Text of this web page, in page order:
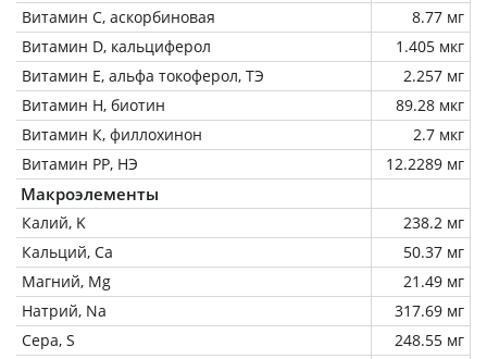
Витамин C, аскорбиновая
8.77 мг
Витамин D, кальциферол
1.405 мкг
Витамин Е, альфа токоферол, ТЭ
2.257 мг
Витамин Н, биотин
89.28 мкг
Витамин К, филлохинон
2.7 мкг
Витамин РР, НЭ
12.2289 мг
Макроэлементы
Калий, K
238.2 мг
Кальций, Ca
50.37 мг
Магний, Mg
21.49 мг
Натрий, Na
317.69 мг
Сера, S
248.55 мг